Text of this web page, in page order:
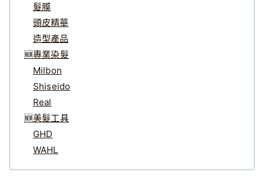
髮膜
頭皮精華
造型產品
🆕專業染髮
Milbon
Shiseido
Real
🆕美髮工具
GHD
WAHL